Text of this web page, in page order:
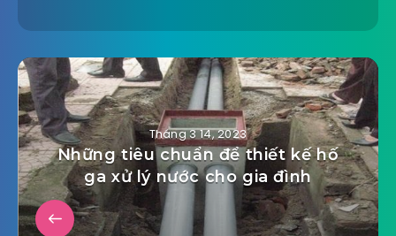
Tháng 3 14, 2023
Những tiêu chuẩn để thiết kế hố
ga xử lý nước cho gia đình